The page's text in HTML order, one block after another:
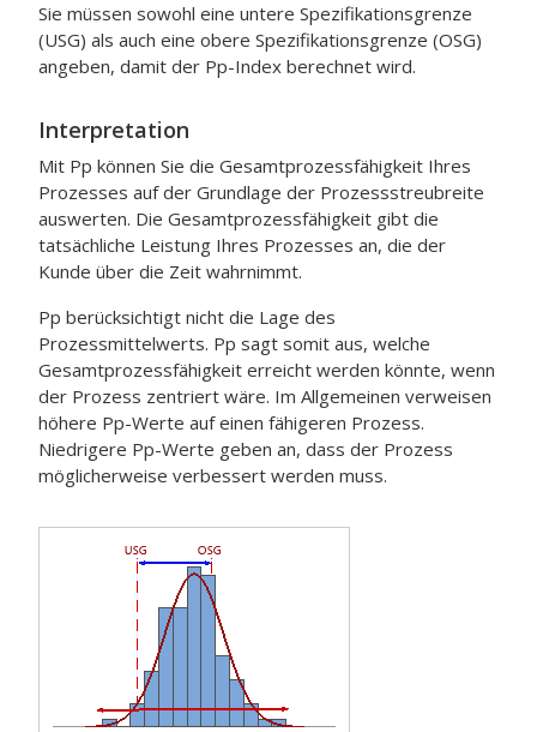
Sie müssen sowohl eine untere Spezifikationsgrenze
(USG) als auch eine obere Spezifikationsgrenze (OSG)
angeben, damit der Pp-Index berechnet wird.
Interpretation
Mit Pp können Sie die Gesamtprozessfähigkeit Ihres
Prozesses auf der Grundlage der Prozessstreubreite
auswerten. Die Gesamtprozessfähigkeit gibt die
tatsächliche Leistung Ihres Prozesses an, die der
Kunde über die Zeit wahrnimmt.
Pp berücksichtigt nicht die Lage des
Prozessmittelwerts. Pp sagt somit aus, welche
Gesamtprozessfähigkeit erreicht werden könnte, wenn
der Prozess zentriert wäre. Im Allgemeinen verweisen
höhere Pp-Werte auf einen fähigeren Prozess.
Niedrigere Pp-Werte geben an, dass der Prozess
möglicherweise verbessert werden muss.